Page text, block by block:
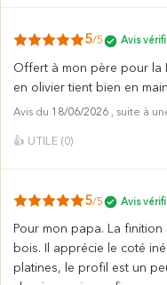
5/5 Avis
Offert à mon père pour la
en olivier tient bien en
Avis du 18/06/2026 , suite à
👍 UTILE (0)
5/5 Avis
Pour mon papa. La
bois. Il apprécie le coté
platines, le profil est un